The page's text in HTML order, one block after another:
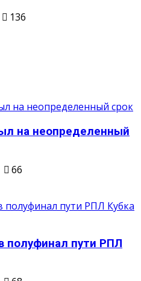
136
на неопределенный
66
полуфинал пути РПЛ